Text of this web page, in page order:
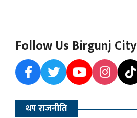
Follow Us Birgunj City
थप राजनीति